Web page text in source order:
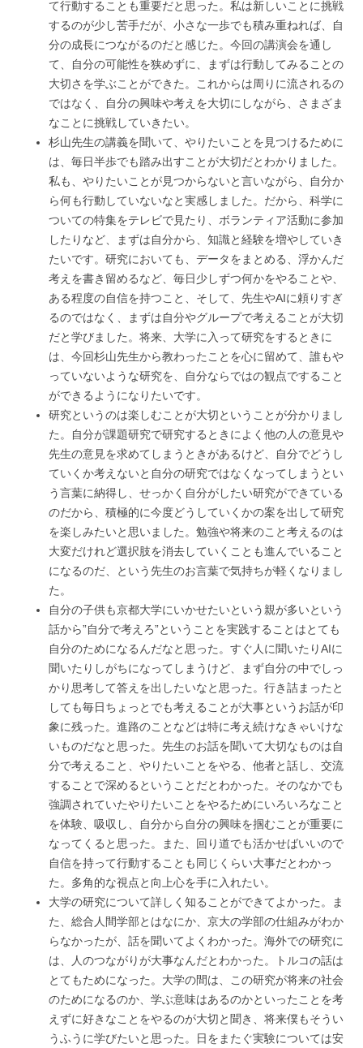
て行動することも重要だと思った。私は新しいことに挑戦
するのが少し苦手だが、小さな一歩でも積み重ねれば、自
分の成長につながるのだと感じた。今回の講演会を通し
て、自分の可能性を狭めずに、まずは行動してみることの
大切さを学ぶことができた。これからは周りに流されるの
ではなく、自分の興味や考えを大切にしながら、さまざま
なことに挑戦していきたい。
杉山先生の講義を聞いて、やりたいことを見つけるために
は、毎日半歩でも踏み出すことが大切だとわかりました。
私も、やりたいことが見つからないと言いながら、自分か
ら何も行動していないなと実感しました。だから、科学に
ついての特集をテレビで見たり、ボランティア活動に参加
したりなど、まずは自分から、知識と経験を増やしていき
たいです。研究においても、データをまとめる、浮かんだ
考えを書き留めるなど、毎日少しずつ何かをやることや、
ある程度の自信を持つこと、そして、先生やAIに頼りすぎ
るのではなく、まずは自分やグループで考えることが大切
だと学びました。将来、大学に入って研究をするときに
は、今回杉山先生から教わったことを心に留めて、誰もや
っていないような研究を、自分ならではの観点ですること
ができるようになりたいです。
研究というのは楽しむことが大切ということが分かりまし
た。自分が課題研究で研究するときによく他の人の意見や
先生の意見を求めてしまうときがあるけど、自分でどうし
ていくか考えないと自分の研究ではなくなってしまうとい
う言葉に納得し、せっかく自分がしたい研究ができている
のだから、積極的に今度どうしていくかの案を出して研究
を楽しみたいと思いました。勉強や将来のこと考えるのは
大変だけれど選択肢を消去していくことも進んでいること
になるのだ、という先生のお言葉で気持ちが軽くなりまし
た。
自分の子供も京都大学にいかせたいという親が多いという
話から”自分で考えろ”ということを実践することはとても
自分のためになるんだなと思った。すぐ人に聞いたりAIに
聞いたりしがちになってしまうけど、まず自分の中でしっ
かり思考して答えを出したいなと思った。行き詰まったと
しても毎日ちょっとでも考えることが大事というお話が印
象に残った。進路のことなどは特に考え続けなきゃいけな
いものだなと思った。先生のお話を聞いて大切なものは自
分で考えること、やりたいことをやる、他者と話し、交流
することで深めるということだとわかった。そのなかでも
強調されていたやりたいことをやるためにいろいろなこと
を体験、吸収し、自分から自分の興味を掴むことが重要に
なってくると思った。また、回り道でも活かせばいいので
自信を持って行動することも同じくらい大事だとわかっ
た。多角的な視点と向上心を手に入れたい。
大学の研究について詳しく知ることができてよかった。ま
た、総合人間学部とはなにか、京大の学部の仕組みがわか
らなかったが、話を聞いてよくわかった。海外での研究に
は、人のつながりが大事なんだとわかった。トルコの話は
とてもためになった。大学の間は、この研究が将来の社会
のためになるのか、学ぶ意味はあるのかといったことを考
えずに好きなことをやるのが大切と聞き、将来僕もそうい
うふうに学びたいと思った。日をまたぐ実験については安